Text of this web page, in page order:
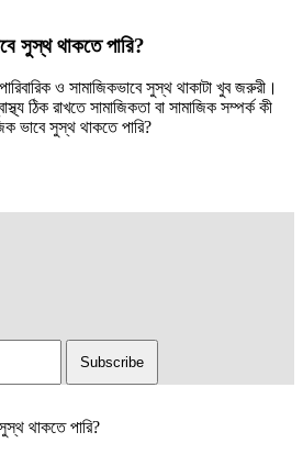
সুস্থ থাকতে পারি?
ও সামাজিকভাবে সুস্থ থাকাটা খুব জরুরী।
ঠিক রাখতে সামাজিকতা বা সামাজিক সম্পর্ক কী
ভাবে সুস্থ থাকতে পারি?